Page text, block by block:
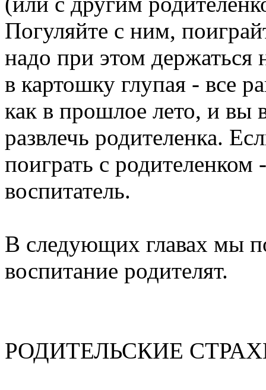
Погуляйте с ним,
надо при этом держаться
в картошку глупая - все
как в прошлое лето, и вы
развлечь родителенка.
поиграть с
воспитатель.
В следующих главах мы
воспитание родителят.
РОДИТЕЛЬСКИЕ